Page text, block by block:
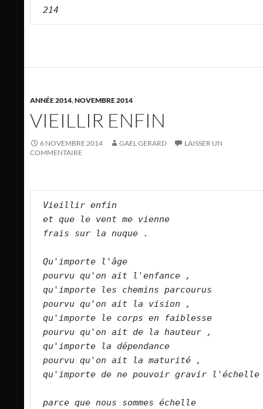
214
ANNÉE 2014,NOVEMBRE 2014
VIEILLIR ENFIN
6 NOVEMBRE 2014 GAEL GERARD
LAISSER UN
COMMENTAIRE
Vieillir enfin
et que le vent me vienne
frais sur la nuque .
Qu'importe l'âge
pourvu qu'on ait l'enfance ,
qu'importe les chemins parcourus
pourvu qu'on ait la vision ,
qu'importe le corps en faiblesse
pourvu qu'on ait de la hauteur ,
qu'importe la dépendance
pourvu qu'on ait la maturité ,
qu'importe de ne pouvoir gravir
parce que nous sommes échelle